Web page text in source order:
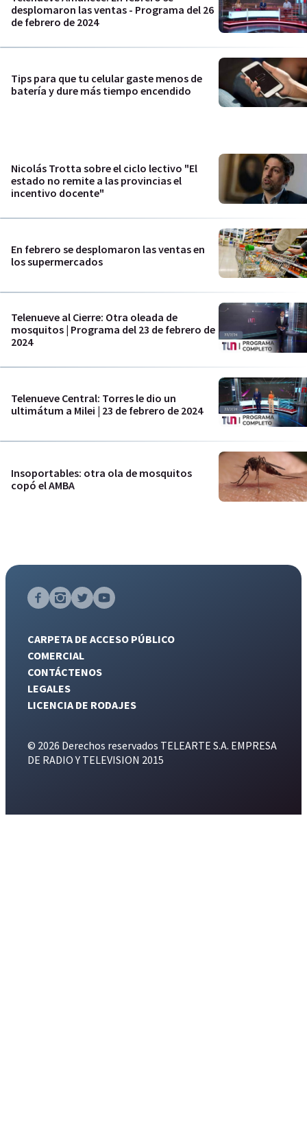
desplomaron las ventas - Programa del 26
de febrero de 2024
Tips para que tu celular gaste menos de
batería y dure más tiempo encendido
Nicolás Trotta sobre el ciclo lectivo "El
estado no remite a las provincias el
incentivo docente"
En febrero se desplomaron las ventas en
los supermercados
Telenueve al Cierre: Otra oleada de
mosquitos | Programa del 23 de febrero de
2024
Telenueve Central: Torres le dio un
ultimátum a Milei | 23 de febrero de 2024
Insoportables: otra ola de mosquitos
copó el AMBA
CARPETA DE ACCESO PÚBLICO
COMERCIAL
CONTÁCTENOS
LEGALES
LICENCIA DE RODAJES
© 2026 Derechos reservados TELEARTE S.A. EMPRESA
DE RADIO Y TELEVISION 2015